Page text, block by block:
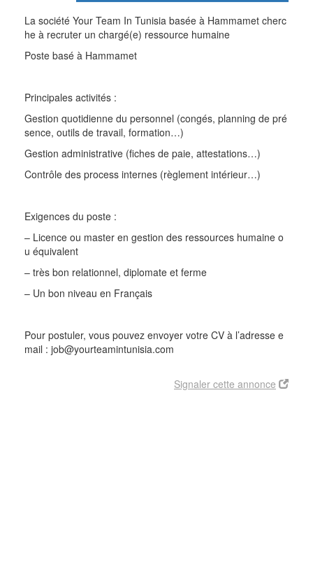
La société Your Team In Tunisia basée à Hammamet cherc
he à recruter un chargé(e) ressource humaine
Poste basé à Hammamet
Principales activités :
Gestion quotidienne du personnel (congés, planning de pré
sence, outils de travail, formation…)
Gestion administrative (fiches de paie, attestations…)
Contrôle des process internes (règlement intérieur…)
Exigences du poste :
– Licence ou master en gestion des ressources humaine o
u équivalent
– très bon relationnel, diplomate et ferme
– Un bon niveau en Français
Pour postuler, vous pouvez envoyer votre CV à l’adresse e
mail : job@yourteamintunisia.com
Signaler cette annonce